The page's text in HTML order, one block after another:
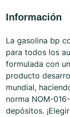
Información
La gasolina bp
para todos los
formulada con
producto
mundial,
norma NOM-
depósitos.